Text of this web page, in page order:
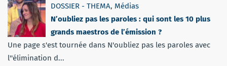
DOSSIER - THEMA, Médias
N’oubliez pas les paroles : qui sont les 10 plus
grands maestros de l’émission ?
Une page s'est tournée dans N'oubliez pas les paroles avec
l''élimination d...